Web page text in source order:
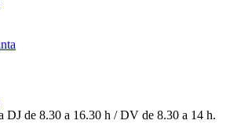
de 8.30 a 16.30 h / DV de 8.30 a 14 h.